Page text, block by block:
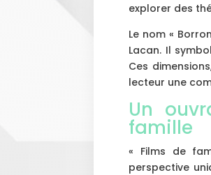
explorer des
Le nom «
Lacan. Il
Ces
lecteur une
Un
famille
« Films de
perspective